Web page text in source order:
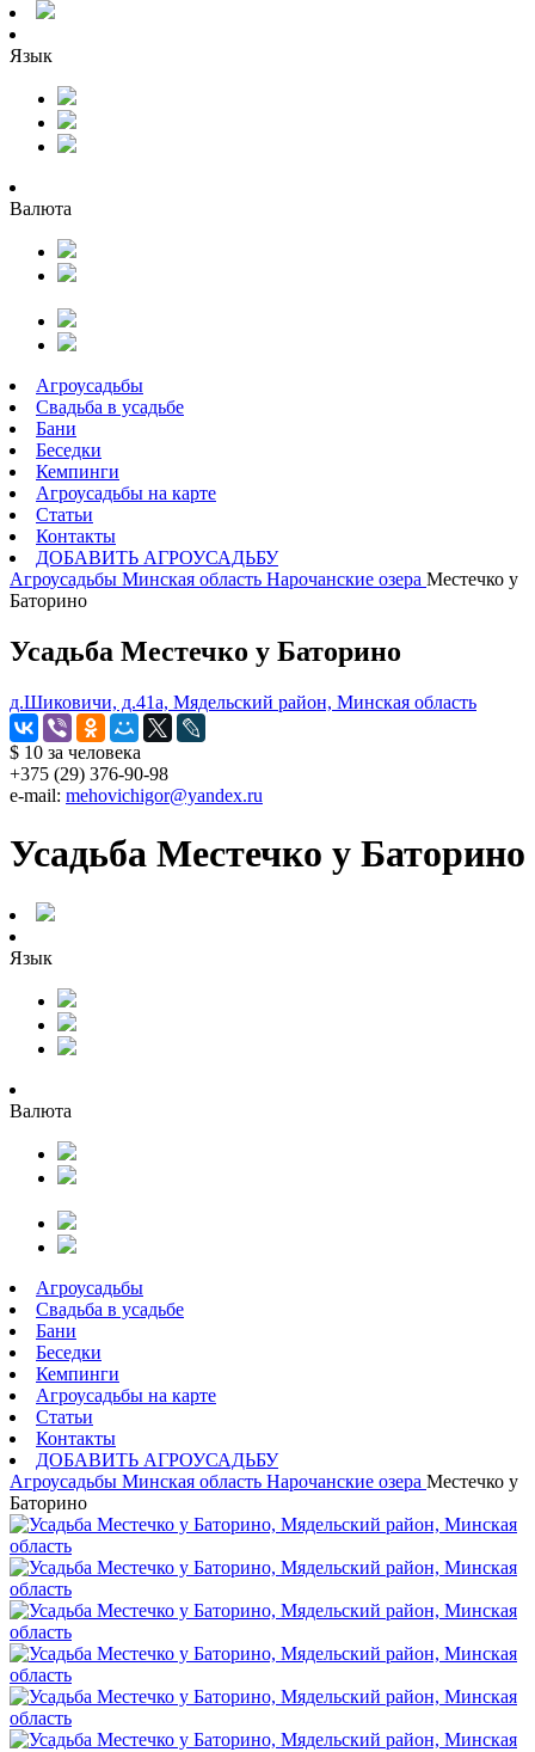
Язык
Валюта
Агроусадьбы
Свадьба в усадьбе
Бани
Беседки
Кемпинги
Агроусадьбы на карте
Статьи
Контакты
ДОБАВИТЬ АГРОУСАДЬБУ
Агроусадьбы Минская область Нарочанские озера Местечко у
Баторино
Усадьба Местечко у Баторино
д.Шиковичи, д.41а, Мядельский район, Минская область
$ 10 за человека
+375 (29) 376-90-98
e-mail: mehovichigor@yandex.ru
Усадьба Местечко у Баторино
Язык
Валюта
Агроусадьбы
Свадьба в усадьбе
Бани
Беседки
Кемпинги
Агроусадьбы на карте
Статьи
Контакты
ДОБАВИТЬ АГРОУСАДЬБУ
Агроусадьбы Минская область Нарочанские озера Местечко у
Баторино